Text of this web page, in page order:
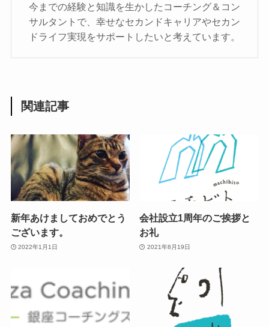
今までの経験と知識を生かしたコーチング＆コン
サルタントで、幸せなセカンドキャリアやセカン
ドライフ実現をサポートしたいと考えています。
関連記事
新年あけましておめでとう
ございます。
2022年1月1日
会社設立1周年のご挨拶と
お礼
2021年8月19日